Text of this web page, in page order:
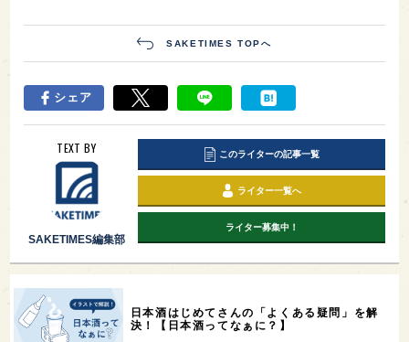
SAKETIMES TOPへ
シェア
TEXT BY
SAKETIMES編集部
このライターの記事一覧
ライター一覧へ
ライター募集中！
日本酒はじめてさんの「よくある疑問」を解
決！【日本酒ってなぁに？】